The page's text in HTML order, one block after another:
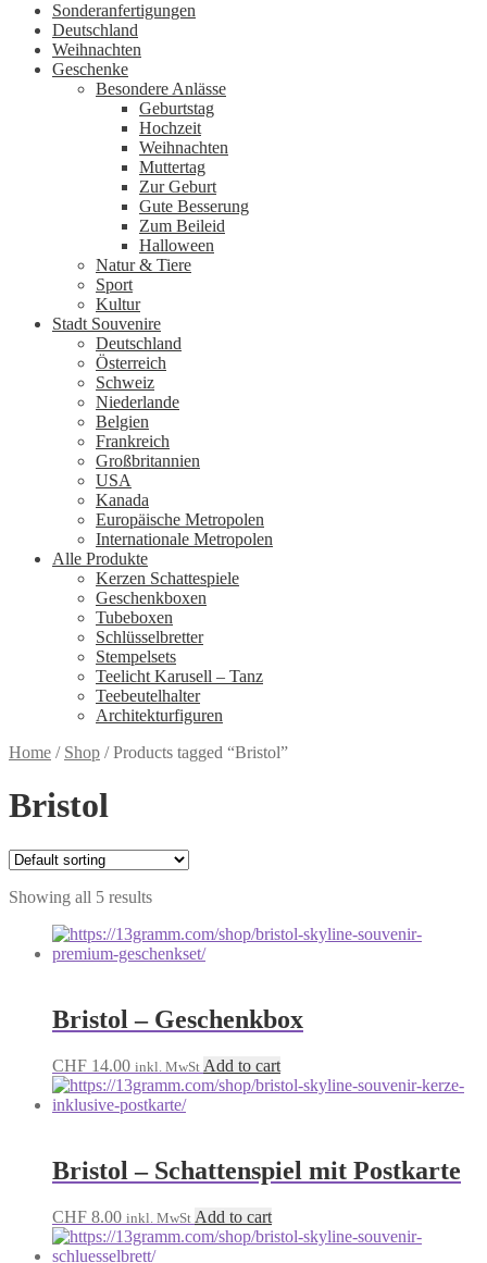
Sonderanfertigungen
Deutschland
Weihnachten
Geschenke
Besondere Anlässe
Geburtstag
Hochzeit
Weihnachten
Muttertag
Zur Geburt
Gute Besserung
Zum Beileid
Halloween
Natur & Tiere
Sport
Kultur
Stadt Souvenire
Deutschland
Österreich
Schweiz
Niederlande
Belgien
Frankreich
Großbritannien
USA
Kanada
Europäische Metropolen
Internationale Metropolen
Alle Produkte
Kerzen Schattespiele
Geschenkboxen
Tubeboxen
Schlüsselbretter
Stempelsets
Teelicht Karusell – Tanz
Teebeutelhalter
Architekturfiguren
Home / Shop /Products tagged “Bristol”
Bristol
Showing all 5 results
Bristol – Geschenkbox
CHF 14.00 inkl. MwSt Add to cart
Bristol – Schattenspiel mit Postkarte
CHF 8.00 inkl. MwSt Add to cart